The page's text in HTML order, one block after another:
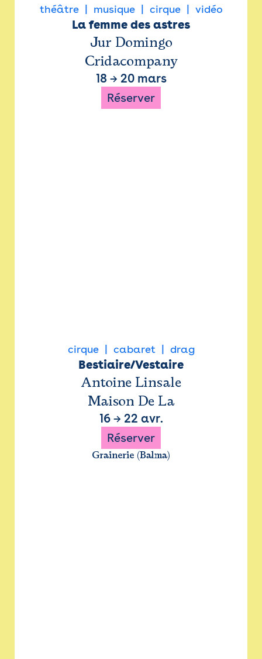
théâtre musique cirque vidéo
La femme des astres
Jur Domingo
Cridacompany
18 → 20 mars
Réserver
cirque cabaret drag
Bestiaire/Vestaire
Antoine Linsale
Maison De La
16→ 22 avr.
Réserver
Grainerie (Balma)